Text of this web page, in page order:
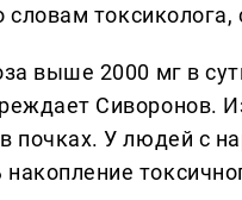
словам
выше 2000 мг в
Сиворонов.
почках. У людей с